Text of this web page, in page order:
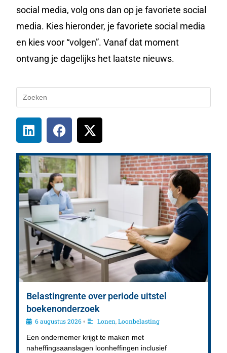
social media, volg ons dan op je favoriete social
media. Kies hieronder, je favoriete social media
en kies voor “volgen”. Vanaf dat moment
ontvang je dagelijks het laatste nieuws.
Belastingrente over periode uitstel
boekenonderzoek
6 augustus 2026 • Lonen,Loonbelasting
Een ondernemer krijgt te maken met
naheffingsaanslagen loonheffingen inclusief